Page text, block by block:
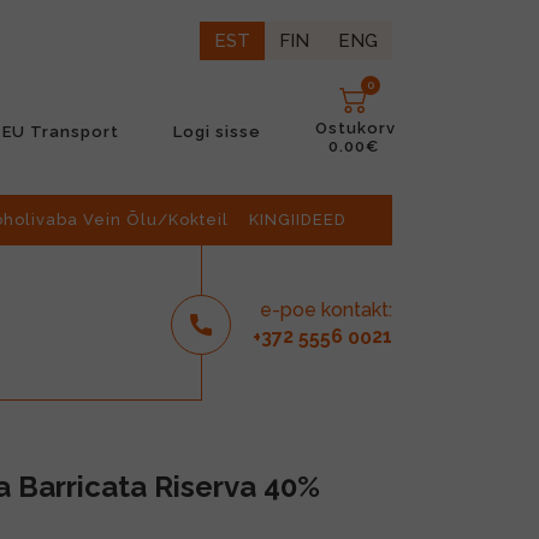
EST FIN ENG
EU Transport Logi sisse
0
Ostukorv
0.00€
Vein Õlu/Kokteil KINGIIDEED
e-poe kontakt:
+372 5556 0021
Barricata Riserva 40%